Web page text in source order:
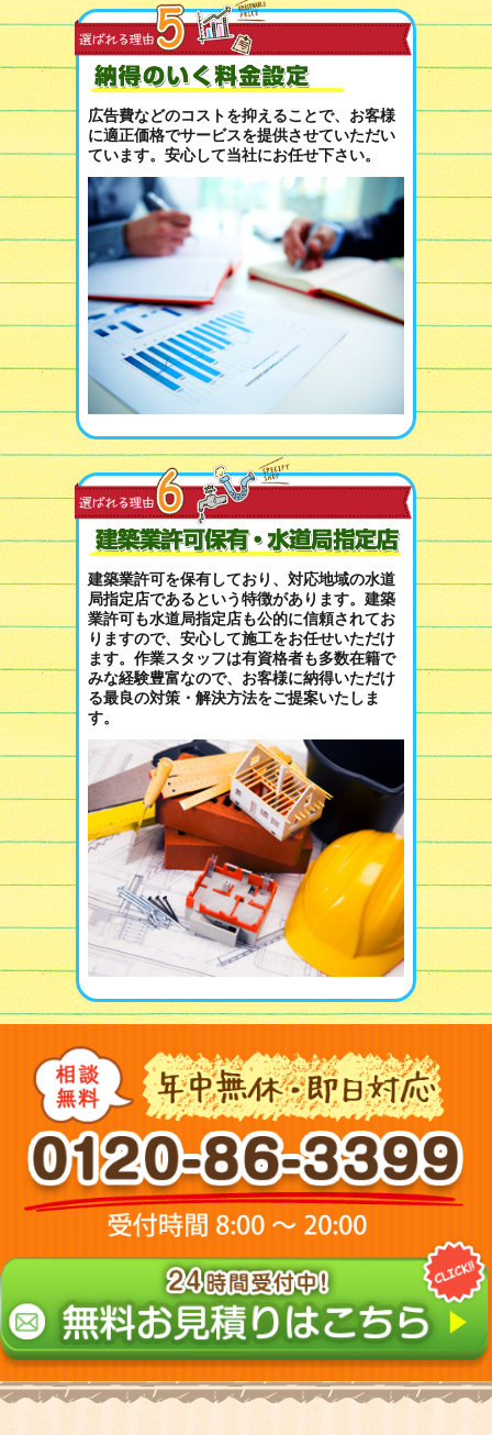
広告費などのコストを抑えることで、お客様
に適正価格でサービスを提供させていただい
ています。安心して当社にお任せ下さい。
建築業許可を保有しており、対応地域の水道
局指定店であるという特徴があります。建築
業許可も水道局指定店も公的に信頼されてお
りますので、安心して施工をお任せいただけ
ます。作業スタッフは有資格者も多数在籍で
みな経験豊富なので、お客様に納得いただけ
る最良の対策・解決方法をご提案いたしま
す。